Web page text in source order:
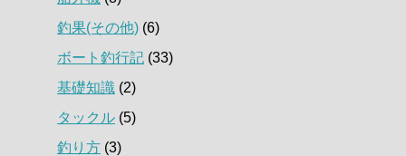
釣果(その他) (6)
ボート釣行記 (33)
基礎知識 (2)
タックル (5)
釣り方 (3)